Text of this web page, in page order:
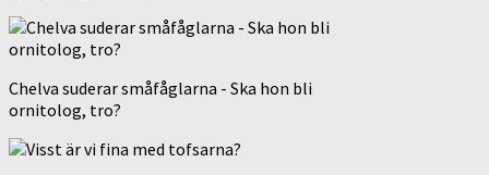
Chelva suderar småfåglarna - Ska hon bli
ornitolog, tro?